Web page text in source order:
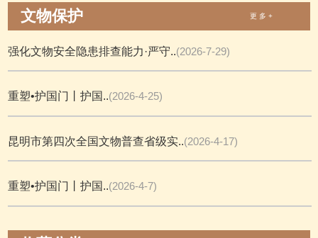
文物保护 更 多 +
强化文物安全隐患排查能力·严守..(2026-7-29)
重塑•护国门丨护国..(2026-4-25)
昆明市第四次全国文物普查省级实..(2026-4-17)
重塑•护国门丨护国..(2026-4-7)